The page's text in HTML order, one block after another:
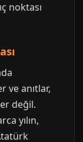
noktası
ve anıtlar,
değil.
yılın,